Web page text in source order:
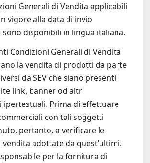
Generali di Vendita applicabili
vigore alla data di invio
sono disponibili in lingua italiana.
Condizioni Generali di Vendita
la vendita di prodotti da parte
da SEV che siano presenti
link, banner od altri
ipertestuali. Prima di effettuare
con tali soggetti
pertanto, a verificare le
adottate da quest’ultimi.
per la fornitura di